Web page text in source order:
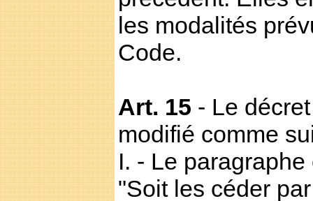
les modalités
Code.
Art. 15 - Le
modifié comme
I. - Le
"Soit les céder